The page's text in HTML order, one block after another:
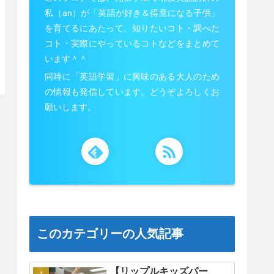
私（an）が「英語が好き＆得意になる子供」
を育てるにあたって、知りたいコト・調べた
コト・実際にやっているコトなどをまとめて
います＾＾
同時に「英語学習」に興味のある大人のため
の情報も発信しています。どうぞよろしくお
願いします。
このカテゴリーの人気記事
【リップルキッズパー